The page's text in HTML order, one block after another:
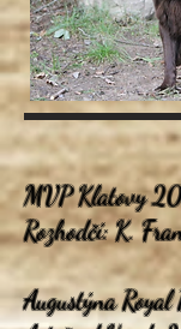
MVP Klatovy
Rozhodčí: K.
Augustýna Royal